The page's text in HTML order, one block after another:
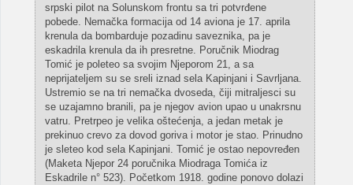
srpski pilot na Solunskom frontu sa tri potvrđene
pobede. Nemačka formacija od 14 aviona je 17. aprila
krenula da bombarduje pozadinu saveznika, pa je
eskadrila krenula da ih presretne. Poručnik Miodrag
Tomić je poleteo sa svojim Njeporom 21, a sa
neprijateljem su se sreli iznad sela Kapinjani i Savrljana.
Ustremio se na tri nemačka dvoseda, čiji mitraljesci su
se uzajamno branili, pa je njegov avion upao u unakrsnu
vatru. Pretrpeo je velika oštećenja, a jedan metak je
prekinuo crevo za dovod goriva i motor je stao. Prinudno
je sleteo kod sela Kapinjani. Tomić je ostao nepovređen
(Maketa Njepor 24 poručnika Miodraga Tomića iz
Eskadrile n° 523). Početkom 1918. godine ponovo dolazi